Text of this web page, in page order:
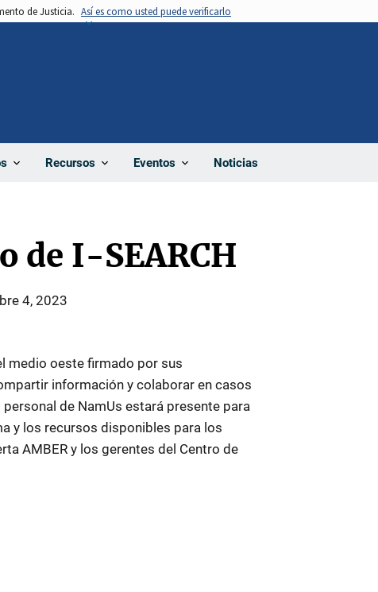
de Justicia. Así es como usted puede verificarlo
Recursos Eventos Noticias
de I-SEARCH
4, 2023
medio oeste firmado por sus
información y colaborar en casos
de NamUs estará presente para
y los recursos disponibles para los
AMBER y los gerentes del Centro de